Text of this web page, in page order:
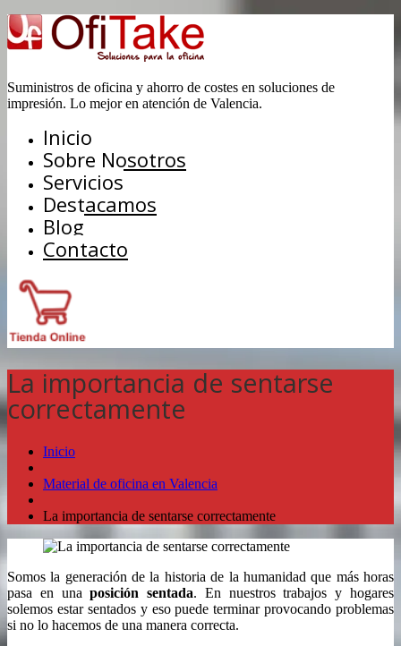
Suministros de oficina y ahorro de costes en soluciones de
impresión. Lo mejor en atención de Valencia.
Inicio
Sobre Nosotros
Servicios
Destacamos
Blog
Contacto
La importancia de sentarse
correctamente
Inicio
Material de oficina en Valencia
La importancia de sentarse correctamente
Somos la generación de la historia de la humanidad que más horas
pasa en unaposición sentada. En nuestros trabajos y hogares
solemos estar sentados y eso puede terminar provocando problemas
si no lo hacemos de una manera correcta.